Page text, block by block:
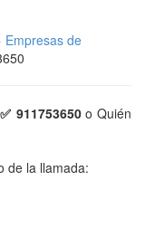
Empresas de
911753650o Quién
de la llamada: